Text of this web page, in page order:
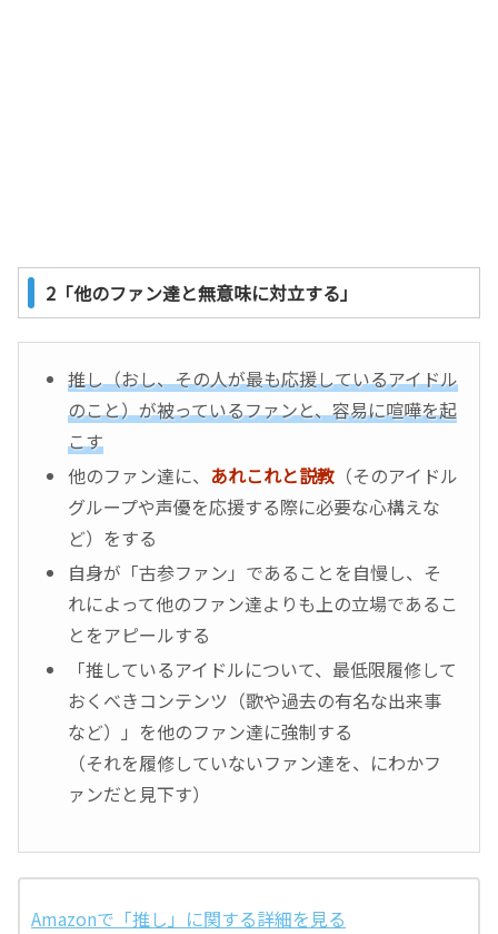
2「他のファン達と無意味に対立する」
推し（おし、その人が最も応援しているアイドル
のこと）が被っているファンと、容易に喧嘩を起
こす
他のファン達に、 あれこれと説教 （そのアイドル
グループや声優を応援する際に必要な心構えな
ど）をする
自身が「古参ファン」であることを自慢し、そ
れによって他のファン達よりも上の立場であるこ
とをアピールする
「推しているアイドルについて、最低限履修して
おくべきコンテンツ（歌や過去の有名な出来事
など）」を他のファン達に強制する
（それを履修していないファン達を、にわかフ
ァンだと見下す）
Amazonで「推し」に関する詳細を見る